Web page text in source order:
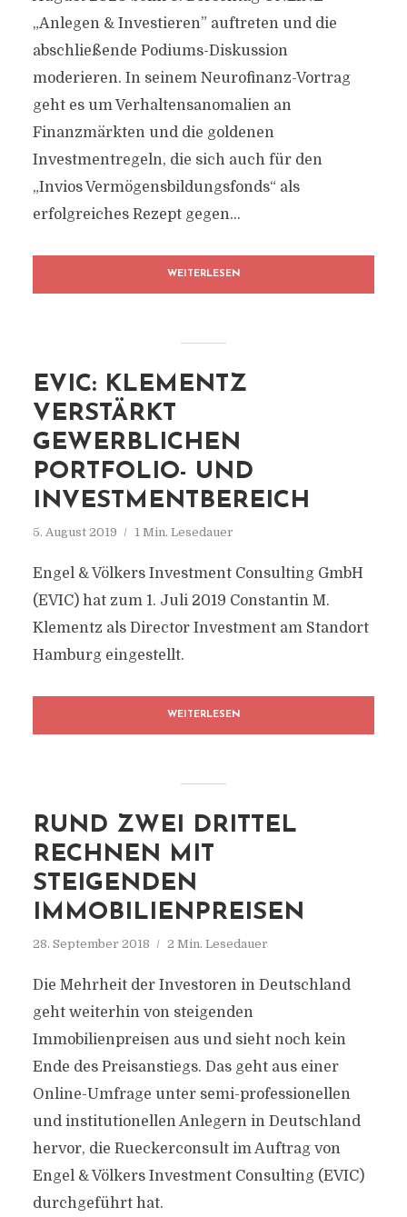
„Anlegen & Investieren” auftreten und die
abschließende Podiums-Diskussion
moderieren. In seinem Neurofinanz-Vortrag
geht es um Verhaltensanomalien an
Finanzmärkten und die goldenen
Investmentregeln, die sich auch für den
„Invios Vermögensbildungsfonds“ als
erfolgreiches Rezept gegen...
WEITERLESEN
EVIC: KLEMENTZ
VERSTÄRKT
GEWERBLICHEN
PORTFOLIO- UND
INVESTMENTBEREICH
5. August 2019 1 Min. Lesedauer
Engel & Völkers Investment Consulting GmbH
(EVIC) hat zum 1. Juli 2019 Constantin M.
Klementz als Director Investment am Standort
Hamburg eingestellt.
WEITERLESEN
RUND ZWEI DRITTEL
RECHNEN MIT
STEIGENDEN
IMMOBILIENPREISEN
28. September 2018 2 Min. Lesedauer
Die Mehrheit der Investoren in Deutschland
geht weiterhin von steigenden
Immobilienpreisen aus und sieht noch kein
Ende des Preisanstiegs. Das geht aus einer
Online-Umfrage unter semi-professionellen
und institutionellen Anlegern in Deutschland
hervor, die Rueckerconsult im Auftrag von
Engel & Völkers Investment Consulting (EVIC)
durchgeführt hat.